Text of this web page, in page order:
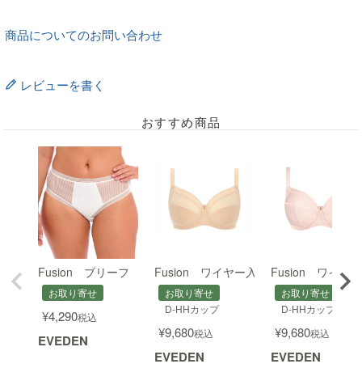
商品についてのお問い合わせ
レビューを書く
おすすめ商品
Fusion ブリーフ
お取り寄せ
¥4,290税込
EVEDEN
Fusion ワイヤー入りフルカップ脇寄せ
お取り寄せ
D-HHカップ
¥9,680税込
EVEDEN
Fusion ワイヤー
お取り寄せ
D-HHカップ
¥9,680税込
EVEDEN